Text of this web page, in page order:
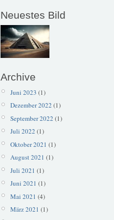
Neuestes Bild
Archive
Juni 2023 (1)
Dezember 2022 (1)
September 2022 (1)
Juli 2022 (1)
Oktober 2021 (1)
August 2021 (1)
Juli 2021 (1)
Juni 2021 (1)
Mai 2021 (4)
März 2021 (1)